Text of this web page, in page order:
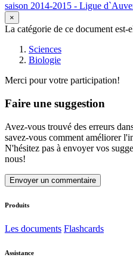
saison 2014-2015 - Ligue
×
La catégorie de ce document est-
Sciences
Biologie
Merci pour votre participation!
Faire une suggestion
Avez-vous trouvé des erreurs
savez-vous comment améliorer
N'hésitez pas à envoyer vos
nous!
Envoyer un commentaire
Produits
Les documents Flashcards
Assistance